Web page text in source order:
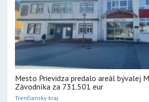
Mesto Prievidza predalo areál bývalej
Závodníka za 731.501 eur
Trenčiansky kraj